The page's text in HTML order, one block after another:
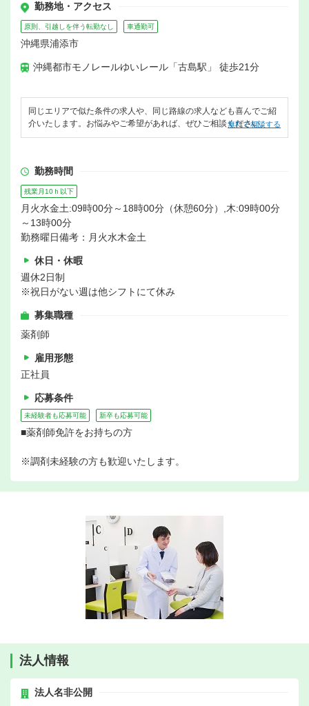
勤務地・アクセス
原則、引越しを伴う転勤なし 車通勤可
沖縄県浦添市
沖縄都市モノレールゆいレール「古島駅」 徒歩21分
同じエリアで似た条件の求人や、同じ路線の求人なども喜んでご紹
介いたします。お悩みやご希望があれば、ぜひご相談ください。
無料で相談する
勤務時間
残業月10ｈ以下
月火水金土:09時00分～18時00分（休憩60分）,木:09時00分
～13時00分
勤務曜日備考：月火水木金土
休日・休暇
週休2日制
※祝日がない週は他シフトにて休み
募集職種
薬剤師
雇用形態
正社員
応募条件
未経験者も応募可能 新卒も応募可能
■薬剤師免許をお持ちの方
※調剤未経験の方も歓迎いたします。
法人情報
法人名非公開